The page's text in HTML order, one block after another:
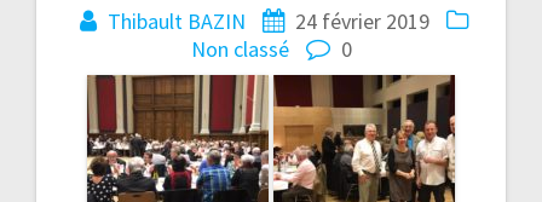
Thibault BAZIN
24 février 2019
Non classé
0